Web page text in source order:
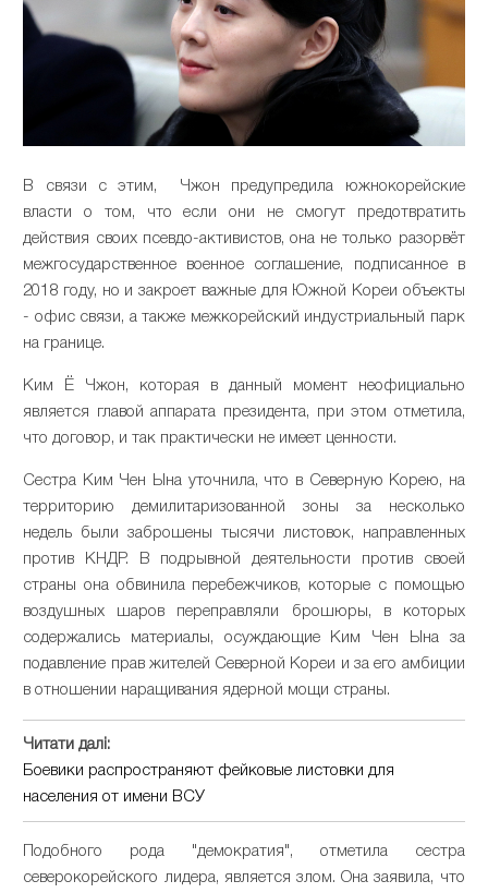
В связи с этим, Чжон предупредила южнокорейские
власти о том, что если они не смогут предотвратить
действия своих псевдо-активистов, она не только разорвёт
межгосударственное военное соглашение, подписанное в
2018 году, но и закроет важные для Южной Кореи объекты
- офис связи, а также межкорейский индустриальный парк
на границе.
Ким Ё Чжон, которая в данный момент неофициально
является главой аппарата президента, при этом отметила,
что договор, и так практически не имеет ценности.
Сестра Ким Чен Ына уточнила, что в Северную Корею, на
территорию демилитаризованной зоны за несколько
недель были заброшены тысячи листовок, направленных
против КНДР. В подрывной деятельности против своей
страны она обвинила перебежчиков, которые с помощью
воздушных шаров переправляли брошюры, в которых
содержались материалы, осуждающие Ким Чен Ына за
подавление прав жителей Северной Кореи и за его амбиции
в отношении наращивания ядерной мощи страны.
Читати далі:
Боевики распространяют фейковые листовки для
населения от имени ВСУ
Подобного рода "демократия", отметила сестра
северокорейского лидера, является злом. Она заявила, что